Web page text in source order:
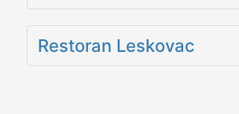
Restoran Leskovac